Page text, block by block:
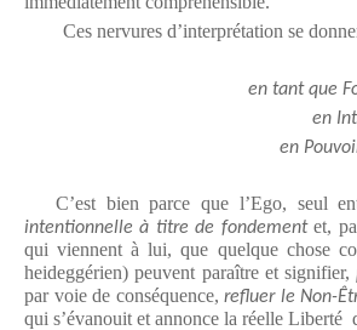
Ces nervures d’interprétation se
en tant que
en
en
C’est bien parce que l’Ego, seul
intentionnelle à titre de fondementet,
qui viennent à lui, que quelque chose
heideggérien) peuvent paraître et signifier,
par voie de conséquence, refluer le Non-
qui s’évanouit et annonce la réelle